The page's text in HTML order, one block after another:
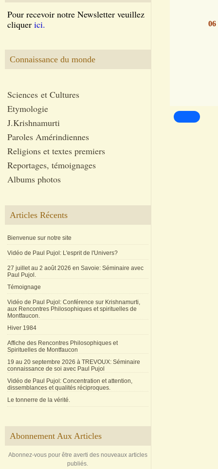
Pour recevoir notre Newsletter veuillez
cliquer ici.
Connaissance du monde
Sciences et Cultures
Etymologie
J.Krishnamurti
Paroles Amérindiennes
Religions et textes premiers
Reportages, témoignages
Albums photos
Articles Récents
Bienvenue sur notre site
Vidéo de Paul Pujol: L'esprit de l'Univers?
27 juillet au 2 août 2026 en Savoie: Séminaire avec
Paul Pujol.
Témoignage
Vidéo de Paul Pujol: Conférence sur Krishnamurti,
aux Rencontres Philosophiques et spirituelles de
Montfaucon.
Hiver 1984
Affiche des Rencontres Philosophiques et
Spirituelles de Montfaucon
19 au 20 septembre 2026 à TREVOUX: Séminaire
connaissance de soi avec Paul Pujol
Vidéo de Paul Pujol: Concentration et attention,
dissemblances et qualités réciproques.
Le tonnerre de la vérité.
Abonnement Aux Articles
Abonnez-vous pour être averti des nouveaux articles
publiés.
06